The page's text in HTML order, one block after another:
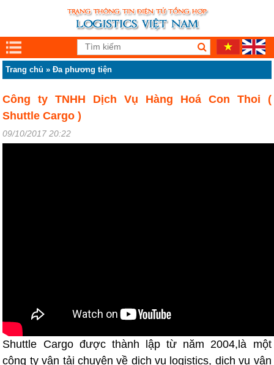
Trang chủ »Đa phương tiện
Công ty TNHH Dịch Vụ Hàng Hoá Con Thoi (
Shuttle Cargo )
09/10/2017 20:22
Shuttle Cargo được thành lập từ năm 2004,là một
công ty vận tải chuyên về dịch vụ logistics, dịch vụ vận